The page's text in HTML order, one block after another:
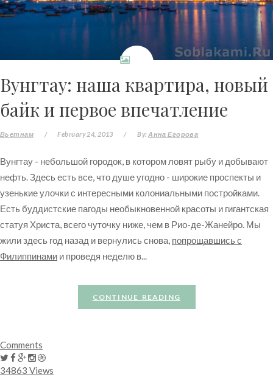
Вунгтау: наша квартира, новый
байк и первое впечатление
Вьетнам / February 24, 2013 / By:Анна Егорова
Вунгтау - небольшой городок, в котором ловят рыбу и добывают
нефть. Здесь есть все, что душе угодно - широкие проспекты и
узенькие улочки с интересными колониальными постройками.
Есть буддистские пагоды необыкновенной красоты и гигантская
статуя Христа, всего чуточку ниже, чем в Рио-де-Жанейро. Мы
жили здесь год назад и вернулись снова, попрощавшись с
Филиппинами и проведя неделю в...
CONTINUE READING
Comments
34863 Views